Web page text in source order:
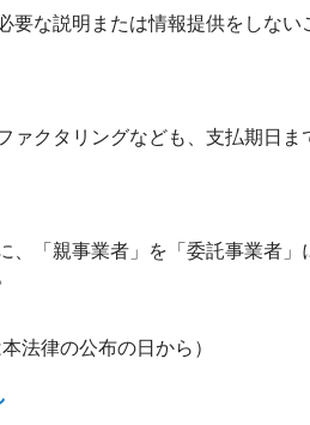
な説明または情報提供をしない
クタリングなども、支払期日ま
「親事業者」を「委託事業者
法律の公布の日から）